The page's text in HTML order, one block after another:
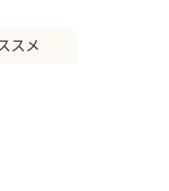
スメ